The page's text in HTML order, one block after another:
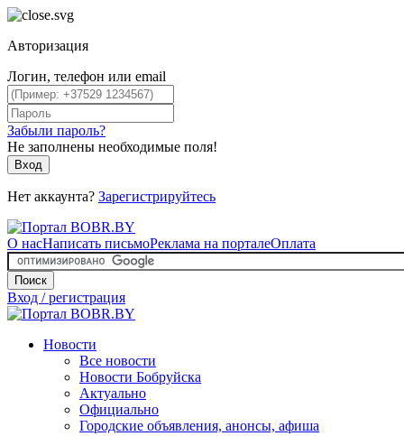
Авторизация
Логин, телефон или email
Забыли пароль?
Не заполнены необходимые поля!
Вход
Нет аккаунта? Зарегистрируйтесь
О насНаписать письмоРеклама на порталеОплата
Поиск
Вход / регистрация
Новости
Все новости
Новости Бобруйска
Актуально
Официально
Городские объявления, анонсы, афиша